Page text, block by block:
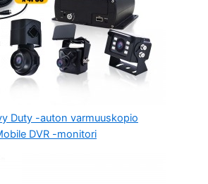
Duty -auton varmuuskopio
DVR -monitori